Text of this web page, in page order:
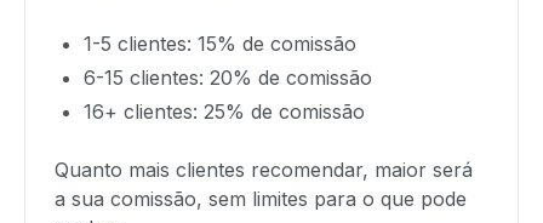
1-5 clientes: 15% de comissão
6-15 clientes: 20% de comissão
16+ clientes: 25% de comissão
Quanto mais clientes recomendar, maior será
a sua comissão, sem limites para o que pode